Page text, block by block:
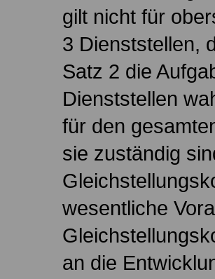
gilt nicht für
3 Dienststellen,
Satz 2 die
Dienststellen
für den
sie zuständig
wesentliche
an die